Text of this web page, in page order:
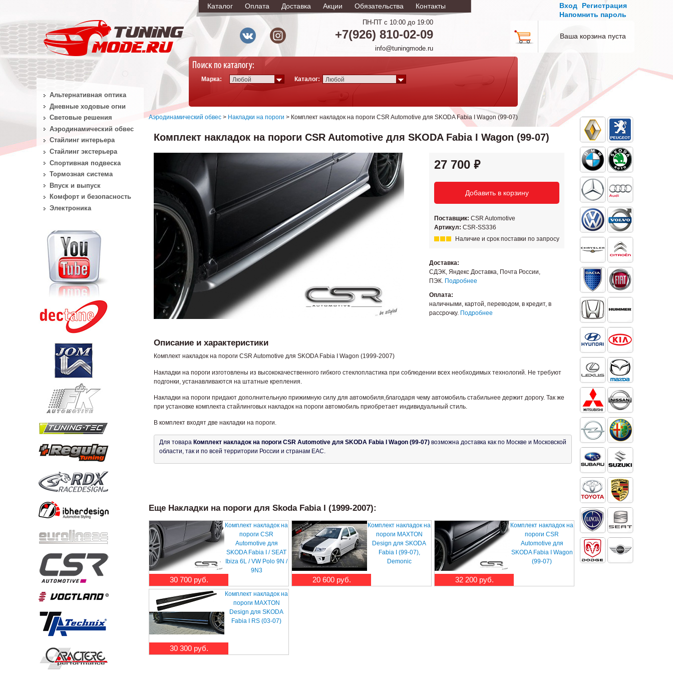
ПН-ПТ с 10:00 до 19:00
+7(926) 810-02-09
info@tuningmode.ru
Каталог Оплата Доставка Акции Обязательства Контакты Вход
Регистрация
Напомнить пароль
Ваша корзина пуста
Марка: Любой Каталог: Любой
Аэродинамический обвес > Накладки на пороги > Комплект накладок на пороги CSR Automotive для SKODA Fabia I Wagon (99-07)
Комплект накладок на пороги CSR Automotive для SKODA Fabia I Wagon (99-07)
27 700
Поставщик: CSR Automotive
Артикул: CSR-SS336
Наличие и срок поставки по запросу
Доставка:
СДЭК, Яндекс Доставка, Почта России,
ПЭК. Подробнее
Оплата:
наличными, картой, переводом, в кредит, в
рассрочку. Подробнее
Описание и характеристики
Комплект накладок на пороги CSR Automotive для SKODA Fabia I Wagon (1999-2007)
Накладки на пороги изготовлены из высококачественного гибкого стеклопластика при соблюдении всех необходимых технологий. Не требуют
подгонки, устанавливаются на штатные крепления.
Накладки на пороги придают дополнительную прижимную силу для автомобиля,благодаря чему автомобиль стабильнее держит дорогу. Так же
при установке комплекта стайлинговых накладок на пороги автомобиль приобретает индивидуальный стиль.
В комплект входят две накладки на пороги.
Для товара Комплект накладок на пороги CSR Automotive для SKODA Fabia I Wagon (99-07) возможна доставка как по Москве и Московской
области, так и по всей территории России и странам ЕАС.
Еще Накладки на пороги для Skoda Fabia I (1999-2007):
30 700 руб.
Комплект накладок на
пороги CSR
Automotive для
SKODA Fabia I / SEAT
Ibiza 6L / VW Polo 9N /
9N3
20 600 руб.
Комплект накладок на
пороги MAXTON
Design для SKODA
Fabia I (99-07),
Demonic
32 200 руб.
Комплект накладок на
пороги CSR
Automotive для
SKODA Fabia I Wagon
(99-07)
30 300 руб.
Комплект накладок на
пороги MAXTON
Design для SKODA
Fabia I RS (03-07)
Альтернативная оптика
Дневные ходовые огни
Световые решения
Аэродинамический обвес
Стайлинг интерьера
Стайлинг экстерьера
Спортивная подвеска
Тормозная система
Впуск и выпуск
Комфорт и безопасность
Электроника